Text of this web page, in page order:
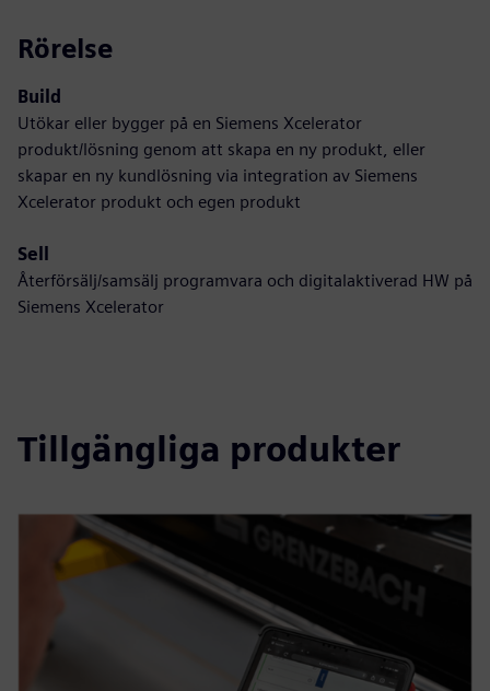
Rörelse
Build
Utökar eller bygger på en Siemens Xcelerator
produkt/lösning genom att skapa en ny produkt, eller
skapar en ny kundlösning via integration av Siemens
Xcelerator produkt och egen produkt
Sell
Återförsälj/samsälj programvara och digitalaktiverad HW på
Siemens Xcelerator
Tillgängliga produkter